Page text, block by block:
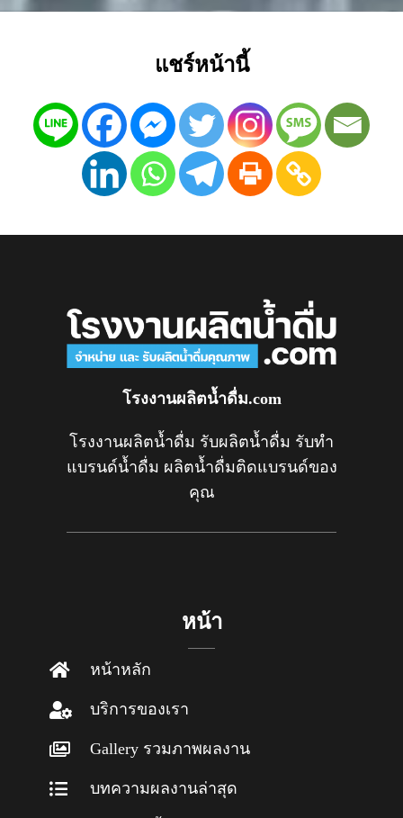
แชร์หน้านี้
โรงงานผลิตน้ำดื่ม.com
โรงงานผลิตน้ำดื่ม รับผลิตน้ำดื่ม รับทำ
แบรนด์น้ำดื่ม ผลิตน้ำดื่มติดแบรนด์ของ
คุณ
หน้า
หน้าหลัก
บริการของเรา
Gallery รวมภาพผลงาน
บทความผลงานล่าสุด